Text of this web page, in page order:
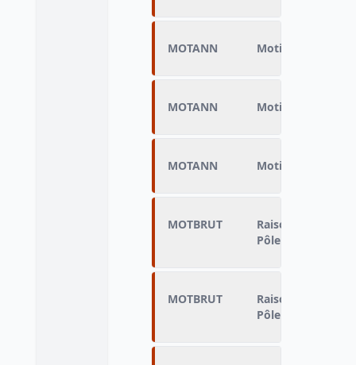
MOTANN Motif de sortie
MOTANN Motif de sortie
MOTANN Motif de sortie
MOTBRUT
Raison non
Pôle emploi
MOTBRUT
Raison non
Pôle emploi